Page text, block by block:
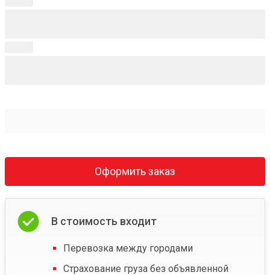
Оформить заказ
В стоимость входит
Перевозка между городами
Страхование груза без объявленной